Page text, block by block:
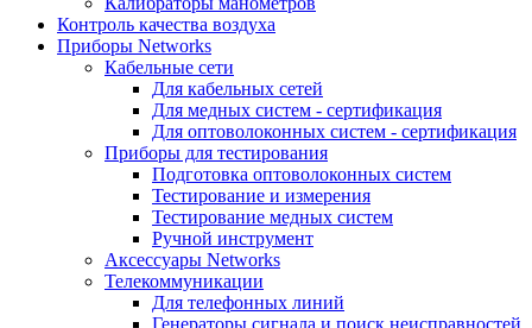
Контроль качества воздуха
Приборы Networks
Кабельные сети
Для кабельных сетей
Для медных систем - сертификация
Для оптоволоконных систем - сертификация
Приборы для тестирования
Подготовка оптоволоконных систем
Тестирование и измерения
Тестирование медных систем
Ручной инструмент
Аксессуары Networks
Телекоммуникации
Для телефонных линий
Генераторы сигнала и поиск неисправностей